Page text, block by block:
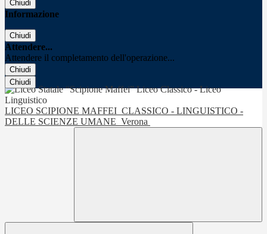
Chiudi
Informazione
Chiudi
Attendere...
Attendere il completamento dell'operazione...
Chiudi
Chiudi
LICEO SCIPIONE MAFFEI CLASSICO - LINGUISTICO -
DELLE SCIENZE UMANE Verona